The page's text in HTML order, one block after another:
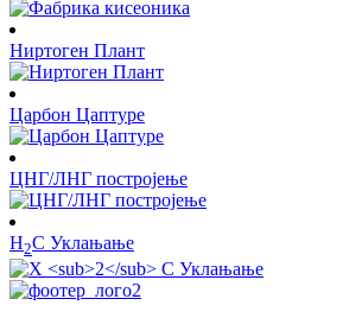
Ниртоген Плант
Царбон Цаптуре
ЦНГ/ЛНГ постројење
H2С Уклањање